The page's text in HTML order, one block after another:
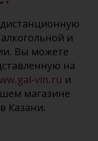
и
Вы можете
на
vin.ru и
магазине
Казани.